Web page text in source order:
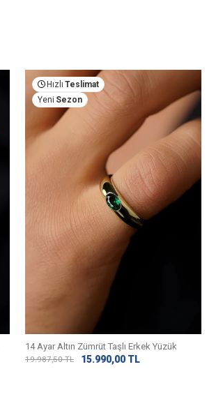
Hızlı Teslimat
Yeni Sezon
14 Ayar Altın Zümrüt Taşlı Erkek Yüzük
19.987,50TL 15.990,00 TL